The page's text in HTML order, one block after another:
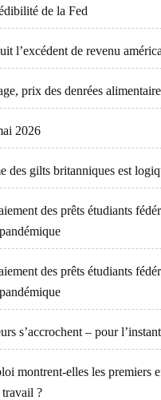
de la Fed
l’excédent de revenu
prix des denrées
2026
des gilts britanniques est
des prêts étudiants
des prêts étudiants
s’accrochent – ​​pour l’instant
montrent-elles les premiers
travail ?